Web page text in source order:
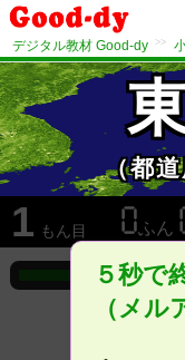
デジタル教材 Good-dy >>
（都
1 もん目 ふん
５秒で
（メル